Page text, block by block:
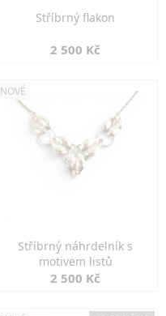
Stříbrný flakon
2 500 Kč
NOVÉ
Stříbrný náhrdelník s
motivem listů
2 500 Kč